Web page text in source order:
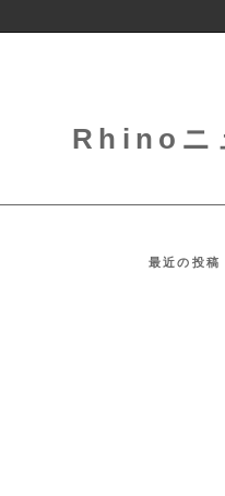
Rhinoニ
最近の投稿